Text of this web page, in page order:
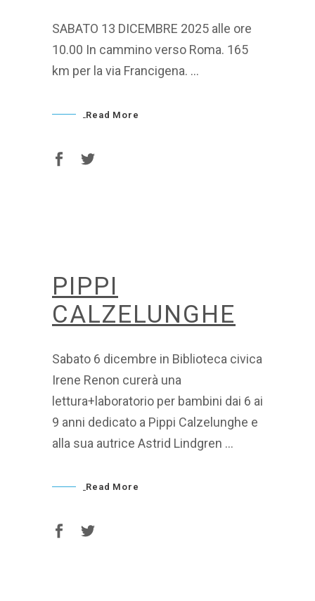
SABATO 13 DICEMBRE 2025 alle ore
10.00 In cammino verso Roma. 165
km per la via Francigena.
Read More
PIPPI
CALZELUNGHE
Sabato 6 dicembre in Biblioteca civica
Irene Renon curerà una
lettura+laboratorio per bambini dai 6 ai
9 anni dedicato a Pippi Calzelunghe e
alla sua autrice Astrid Lindgren
Read More